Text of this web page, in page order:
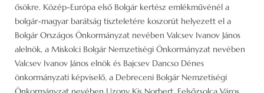
ősökre. Közép-Európa első Bolgár kertész emlékművénél a
bolgár-magyar barátság tiszteletére koszorút helyezett el a
Bolgár Országos Önkormányzat nevében Valcsev Ivanov János
alelnök, a Miskolci Bolgár Nemzetiségi Önkormányzat nevében
Valcsev Ivanov János elnök és Bajcsev Dancso Dénes
önkormányzati képviselő, a Debreceni Bolgár Nemzetiségi